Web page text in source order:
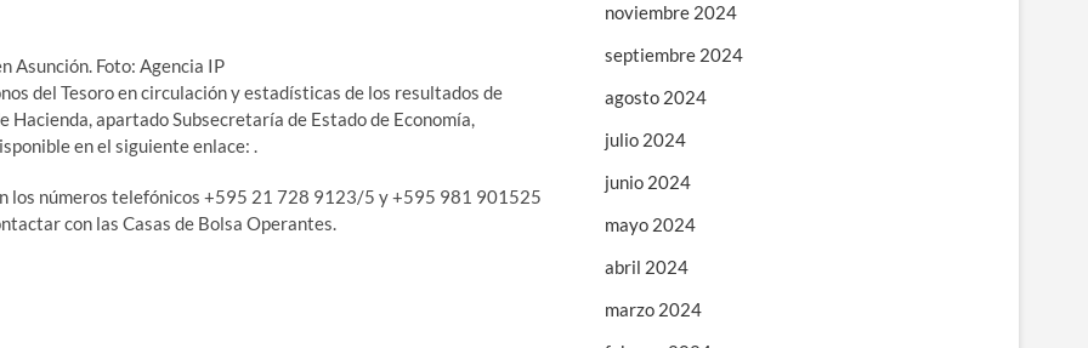
Asunción. Foto: Agencia IP
del Tesoro en circulación y estadísticas de los resultados de
apartado Subsecretaría de Estado de Economía,
en el siguiente enlace: .
los números telefónicos +595 21 728 9123/5 y +595 981 901525
con las Casas de Bolsa Operantes.
noviembre 2024
septiembre 2024
agosto 2024
julio 2024
junio 2024
mayo 2024
abril 2024
marzo 2024